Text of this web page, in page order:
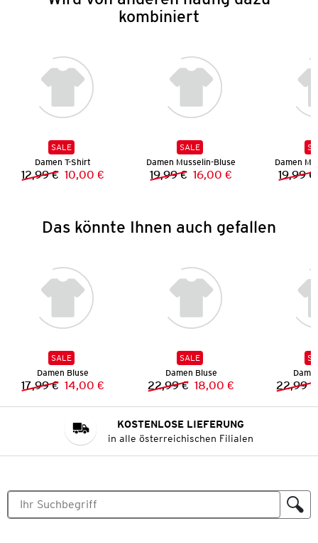
kombiniert
SALE
Damen T-Shirt
Vorheriger Preis:
12,99 € Neuer Preis:
10,00 €
SALE
Damen Musselin-Bluse
Vorheriger Preis:
19,99 € Neuer Preis:
16,00 €
Damen
19,99 €
Das könnte Ihnen auch gefallen
SALE
Damen Bluse
Vorheriger Preis:
17,99 € Neuer Preis:
14,00 €
SALE
Damen Bluse
Vorheriger Preis:
22,99 € Neuer Preis:
18,00 € 22,99 €
KOSTENLOSE LIEFERUNG
in alle österreichischen Filialen